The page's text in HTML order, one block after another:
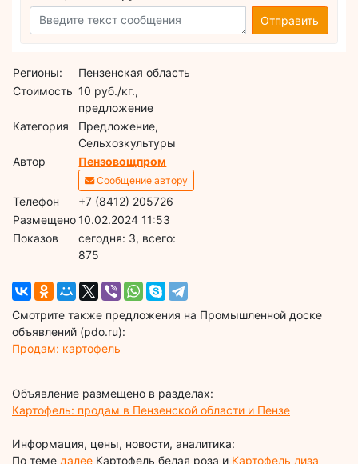
Отправить
Регионы:
Пензенская область
Стоимость 10 руб./кг.,
предложение
Категория
Предложение,
Сельхозкультуры
Автор
Пензовощпром
Сообщение автору
Телефон
+7 (8412) 205726
Размещено10.02.2024 11:53
Показов
cегодня: 3, всего:
875
Смотрите также предложения на Промышленной доске
объявлений (pdo.ru):
Продам: картофель
Объявление размещено в разделах:
Картофель: продам в Пензенской области и Пензе
Информация, цены, новости, аналитика:
По теме далее Картофель белая роза и Картофель лиза